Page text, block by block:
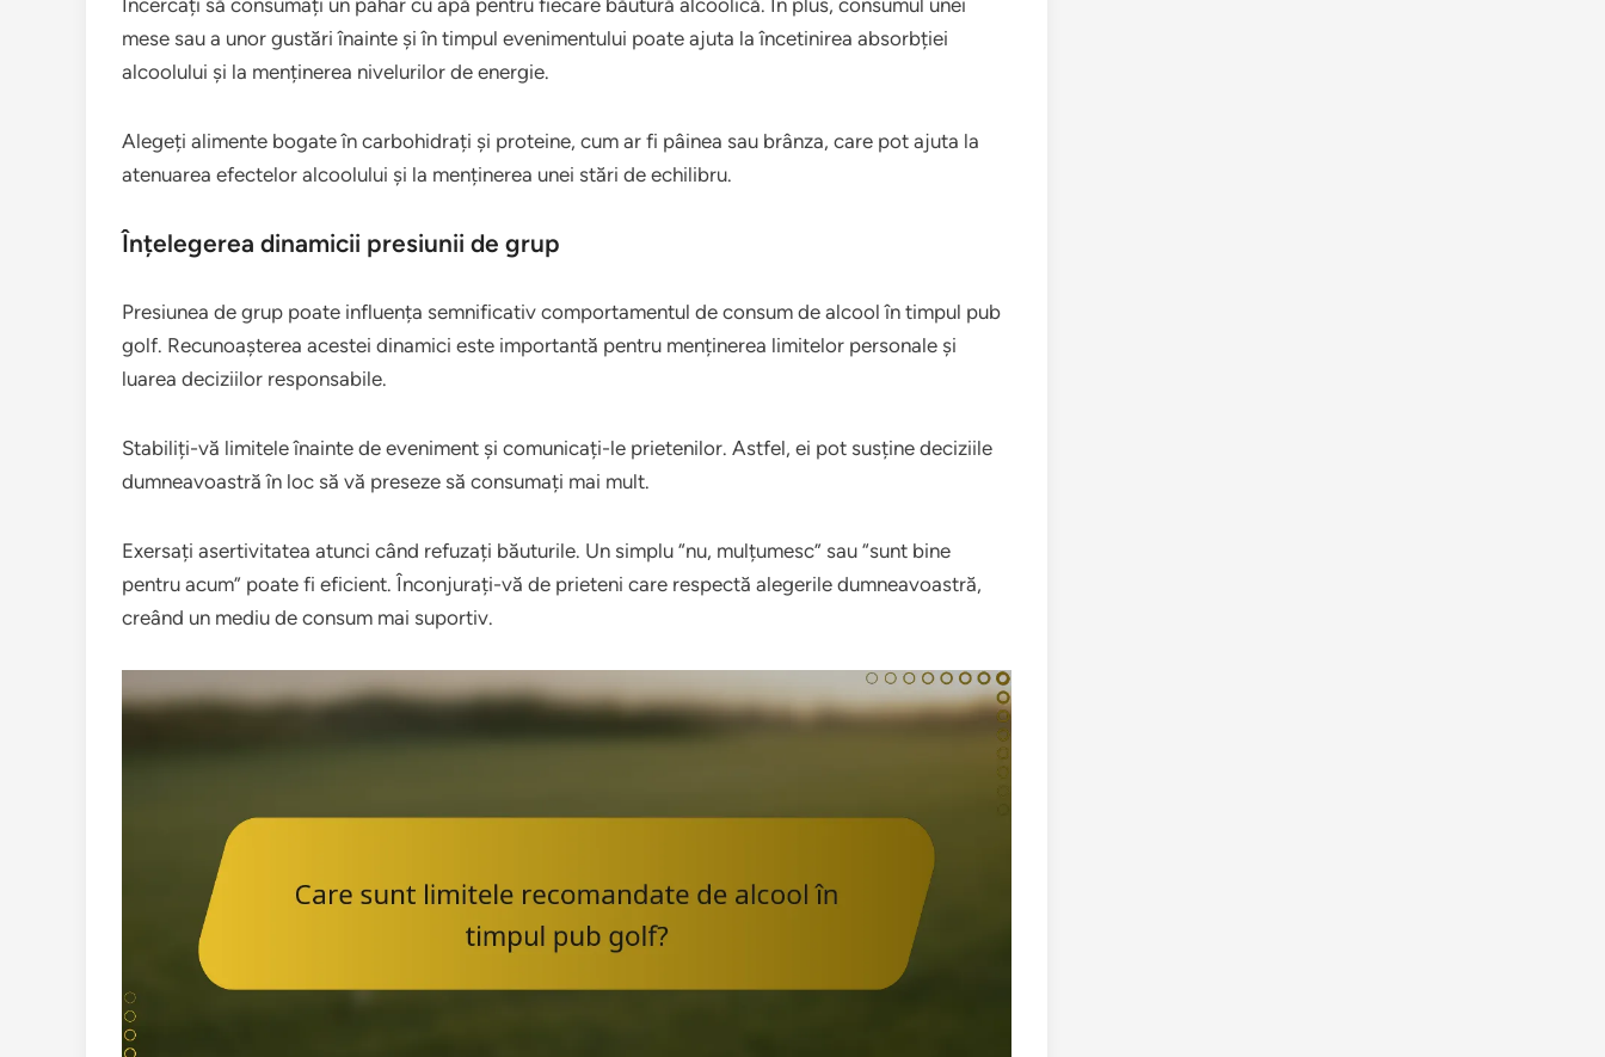
Încercați să consumați un pahar cu apă pentru fiecare băutură alcoolică. În plus, consumul unei
mese sau a unor gustări înainte și în timpul evenimentului poate ajuta la încetinirea absorbției
alcoolului și la menținerea nivelurilor de energie.
Alegeți alimente bogate în carbohidrați și proteine, cum ar fi pâinea sau brânza, care pot ajuta la
atenuarea efectelor alcoolului și la menținerea unei stări de echilibru.
Înțelegerea dinamicii presiunii de grup
Presiunea de grup poate influența semnificativ comportamentul de consum de alcool în timpul pub
golf. Recunoașterea acestei dinamici este importantă pentru menținerea limitelor personale și
luarea deciziilor responsabile.
Stabiliți-vă limitele înainte de eveniment și comunicați-le prietenilor. Astfel, ei pot susține deciziile
dumneavoastră în loc să vă preseze să consumați mai mult.
Exersați asertivitatea atunci când refuzați băuturile. Un simplu “nu, mulțumesc” sau “sunt bine
pentru acum” poate fi eficient. Înconjurați-vă de prieteni care respectă alegerile dumneavoastră,
creând un mediu de consum mai suportiv.